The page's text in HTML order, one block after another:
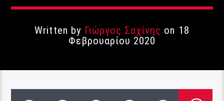
Written by Γιώργος Σαχίνης on 18
Φεβρουαρίου 2020